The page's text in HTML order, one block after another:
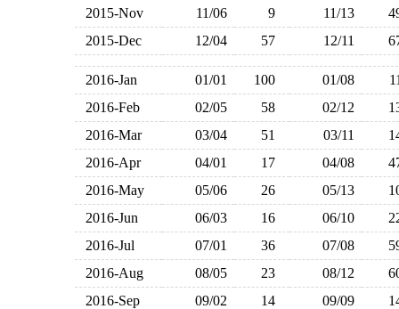
2015-Nov
11/06 9 11/13
2015-Dec
12/04 57 12/11
2016-Jan 01/01 100 01/08
2016-Feb
02/05 58 02/12
2016-Mar
03/04 51 03/11
2016-Apr
04/01 17 04/08
2016-May
05/06 26 05/13
2016-Jun
06/03 16 06/10
2016-Jul
07/01 36 07/08
2016-Aug
08/05 23 08/12
2016-Sep
09/02 14 09/09